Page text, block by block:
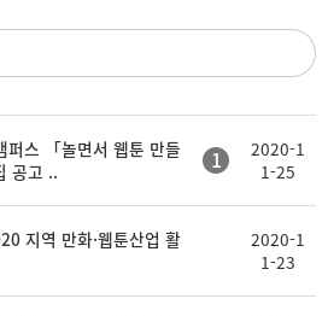
스 「놀면서 웹툰 만들
공고 ..
1
2020-1
1-25
지역 만화·웹툰산업 활
2020-1
1-23